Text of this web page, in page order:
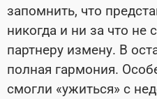
запомнить, что
никогда и ни за что не
партнеру измену. В
полная гармония.
смогли «ужиться» с